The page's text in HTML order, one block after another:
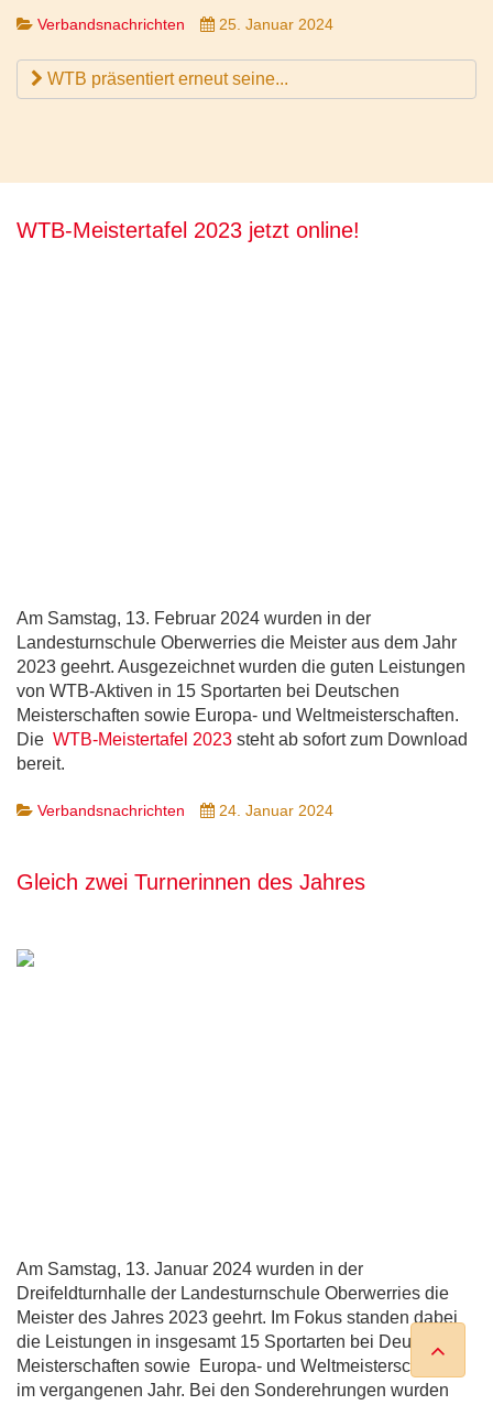
Verbandsnachrichten 25. Januar 2024
WTB präsentiert erneut seine...
WTB-Meistertafel 2023 jetzt online!
Am Samstag, 13. Februar 2024 wurden in der
Landesturnschule Oberwerries die Meister aus dem Jahr
2023 geehrt. Ausgezeichnet wurden die guten Leistungen
von WTB-Aktiven in 15 Sportarten bei Deutschen
Meisterschaften sowie Europa- und Weltmeisterschaften.
Die WTB-Meistertafel 2023 steht ab sofort zum Download
bereit.
Verbandsnachrichten 24. Januar 2024
Gleich zwei Turnerinnen des Jahres
Am Samstag, 13. Januar 2024 wurden in der
Dreifeldturnhalle der Landesturnschule Oberwerries die
Meister des Jahres 2023 geehrt. Im Fokus standen dabei
die Leistungen in insgesamt 15 Sportarten bei Deutschen
Meisterschaften sowie Europa- und Weltmeisterschaften
im vergangenen Jahr. Bei den Sonderehrungen wurden